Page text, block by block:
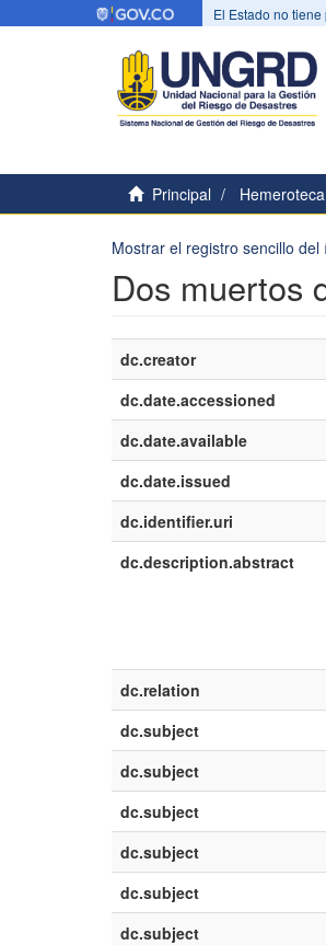
El Estado no
Principal
Hemeroteca
Mostrar el registro sencillo del
Dos muertos
dc.creator
dc.date.accessioned
dc.date.available
dc.date.issued
dc.identifier.uri
dc.description.abstract
dc.relation
dc.subject
dc.subject
dc.subject
dc.subject
dc.subject
dc.subject